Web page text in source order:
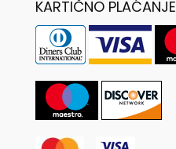
KARTIČNO PLAĆANJE